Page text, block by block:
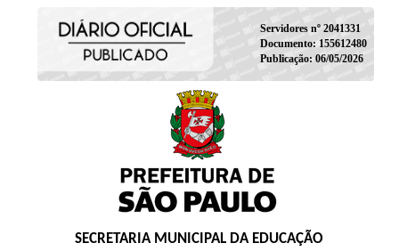
Servidores nº 2041331
Documento: 155612480
Publicação: 06/05/2026
SECRETARIA MUNICIPAL DA EDUCAÇÃO